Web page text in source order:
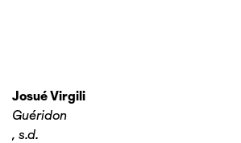
Josué Virgili
Guéridon
, s.d.